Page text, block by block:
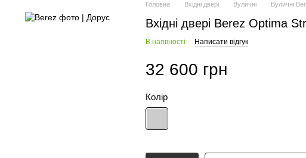
Головна Вхідні двері Вуличні Вуличні
Вхідні двері Berez Optima
В наявності Написати відгук
32 600 грн
Колір